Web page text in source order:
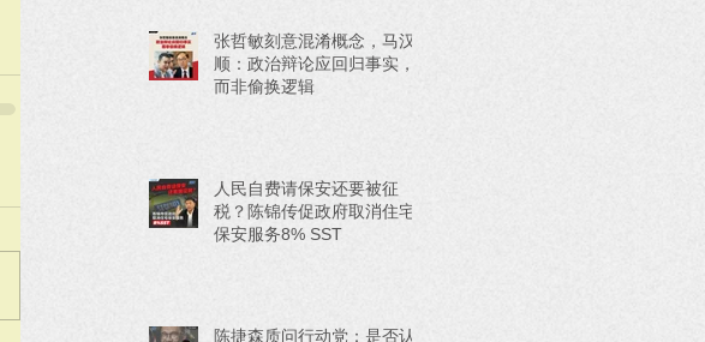
张哲敏刻意混淆概念，马汉
顺：政治辩论应回归事实，
而非偷换逻辑
人民自费请保安还要被征
税？陈锦传促政府取消住宅
保安服务8% SST
陈捷森质问行动党：是否认